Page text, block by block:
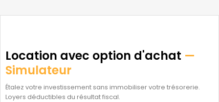
Location avec option d'achat —
Simulateur
Étalez votre investissement sans immobiliser votre trésorerie.
Loyers déductibles du résultat fiscal.